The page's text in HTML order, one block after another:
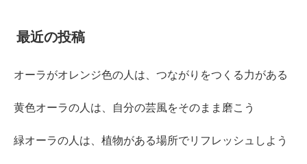
最近の投稿
オーラがオレンジ色の人は、つながりをつくる力がある
黄色オーラの人は、自分の芸風をそのまま磨こう
緑オーラの人は、植物がある場所でリフレッシュしよう